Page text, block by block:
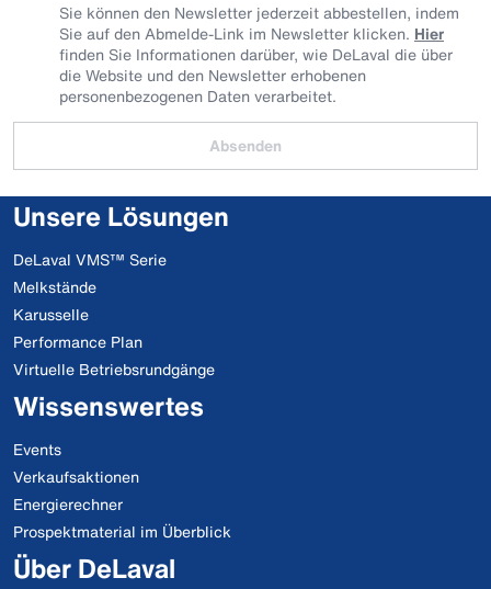
Sie können den Newsletter jederzeit abbestellen, indem
Sie auf den Abmelde-Link im Newsletter klicken. Hier
finden Sie Informationen darüber, wie DeLaval die über
die Website und den Newsletter erhobenen
personenbezogenen Daten verarbeitet.
Absenden
Unsere Lösungen
DeLaval VMS™ Serie
Melkstände
Karusselle
Performance Plan
Virtuelle Betriebsrundgänge
Wissenswertes
Events
Verkaufsaktionen
Energierechner
Prospektmaterial im Überblick
Über DeLaval